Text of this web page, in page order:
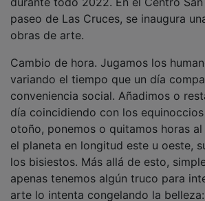
paseo de Las Cruces, se inaugura
obras de arte.
variando el tiempo que un día
conveniencia social. Añadimos o
día coincidiendo con los
otoño, ponemos o quitamos horas al
el planeta en longitud este u oeste,
los bisiestos. Más allá de esto,
apenas tenemos algún truco para
arte lo intenta congelando la